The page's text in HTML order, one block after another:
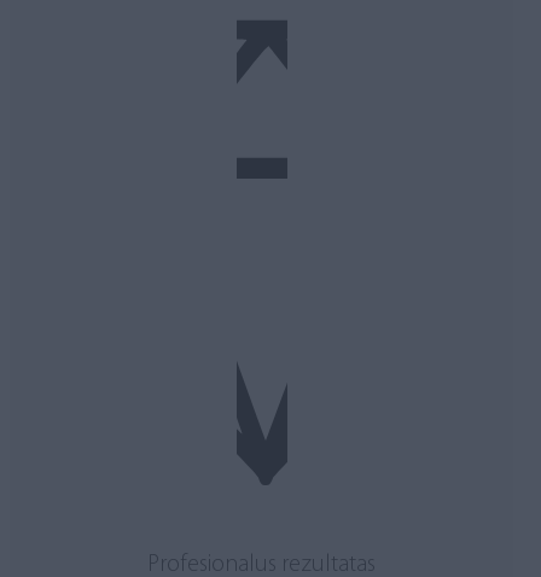
Profesionalus rezultatas